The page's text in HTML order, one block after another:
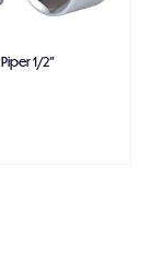
Piper 1/2"